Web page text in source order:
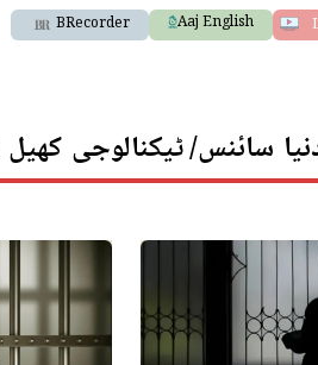
Aaj English
BRecorder
سائنس/ ٹیکنالوجی کھیل